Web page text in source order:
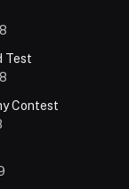
Test
Contest